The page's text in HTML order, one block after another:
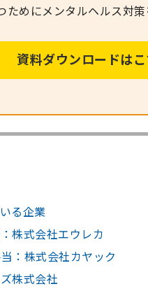
ためにメンタルヘルス対
資料ダウンロードはこ
る企業
株式会社エウレカ
：株式会社カヤック
株式会社